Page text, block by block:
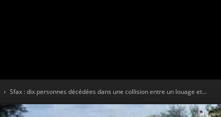
Sfax : dix personnes décédées dans une collision entre un louage et...